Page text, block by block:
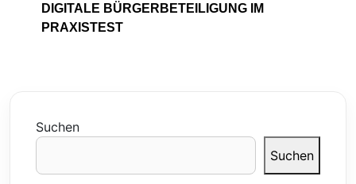
DIGITALE BÜRGERBETEILIGUNG IM
PRAXISTEST
Suchen
Suchen